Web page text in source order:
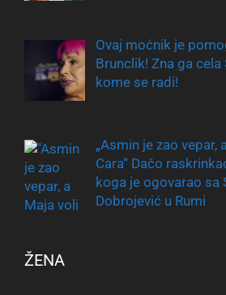
Ovaj moćnik je
Brunclik! Zna ga
kome se radi!
„Asmin je zao vepar,
Cara“ Dačo
koga je ogovarao sa
Dobrojević u Rumi
ŽENA